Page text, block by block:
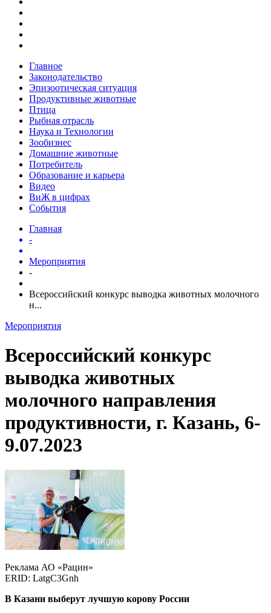
Главное
Законодательство
Эпизоотическая ситуация
Продуктивные животные
Птица
Рыбная отрасль
Наука и Технологии
Зообизнес
Домашние животные
Потребитель
Образование и карьера
Видео
ВиЖ в цифрах
События
Главная
-
Мероприятия
-
Всероссийский конкурс выводка животных молочного
н...
Мероприятия
Всероссийский конкурс
выводка животных
молочного направления
продуктивности, г. Казань, 6-
9.07.2023
Реклама АО «Рацин»
ERID: LatgC3Gnh
В Казани выберут лучшую корову России